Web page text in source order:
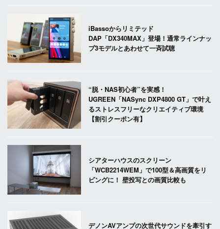
iBassoからリミテッド
DAP「DX340MAX」登場！通常ラインナッ
プ3モデルとあわせて一斉試聴
“脱・NAS初心者”を実感！
UGREEN「NASync DXP4800 GT」で叶え
るストレスフリーなクリエイティブ環境
【割引クーポン有】
シアターハウスのスクリーン
「WCB2214WEM」で100型＆高画質をリ
ビングに！ 壁投写との画質比較も
デノンAVアンプの次世代サウンドを牽引す